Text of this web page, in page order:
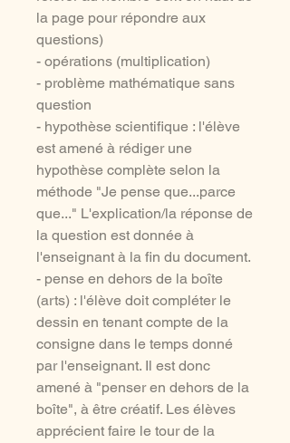
la page pour répondre aux
questions)
- opérations (multiplication)
- problème mathématique sans
question
- hypothèse scientifique : l'élève
est amené à rédiger une
hypothèse complète selon la
méthode "Je pense que...parce
que..." L'explication/la réponse de
la question est donnée à
l'enseignant à la fin du document.
- pense en dehors de la boîte
(arts) : l'élève doit compléter le
dessin en tenant compte de la
consigne dans le temps donné
par l'enseignant. Il est donc
amené à "penser en dehors de la
boîte", à être créatif. Les élèves
apprécient faire le tour de la